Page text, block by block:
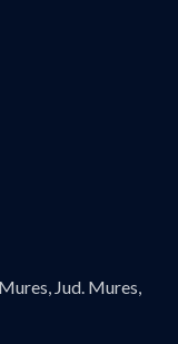
Jud. Mures,